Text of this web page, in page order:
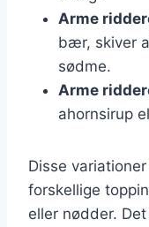
Arme
bær, skiver
sødme.
Arme
ahornsirup
Disse
forskellige
eller nødder.